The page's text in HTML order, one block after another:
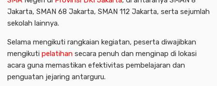
Jakarta, SMAN 68 Jakarta, SMAN 112 Jakarta, serta sejumlah
sekolah lainnya.
Selama mengikuti rangkaian kegiatan, peserta diwajibkan
mengikuti pelatihan secara penuh dan menginap di lokasi
acara guna memastikan efektivitas pembelajaran dan
penguatan jejaring antarguru.